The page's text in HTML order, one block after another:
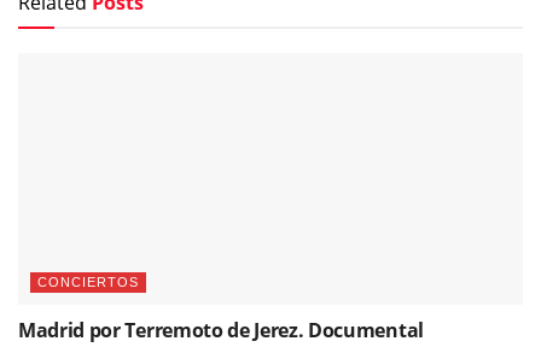
CONCIERTOS
Madrid por Terremoto de Jerez. Documental